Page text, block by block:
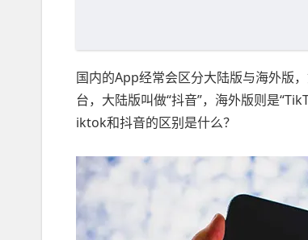
国内的App经常会区分大陆版与海外版
台，大陆版叫做“抖音”，海外版则是
iktok和抖音的区别是什么？